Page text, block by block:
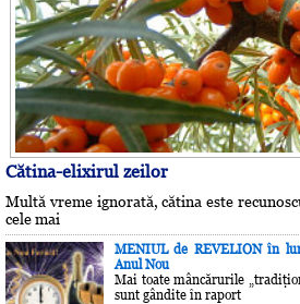
Cătina-elixirul zeilor
Multă vreme ignorată, cătina este
cele mai
MENIUL de REVELION în
Anul Nou
Mai toate mâncărurile
sunt gândite în raport